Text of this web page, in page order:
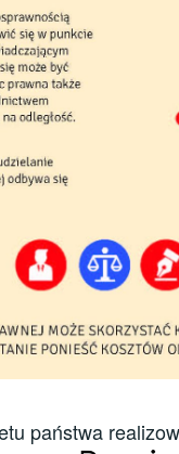
państwa